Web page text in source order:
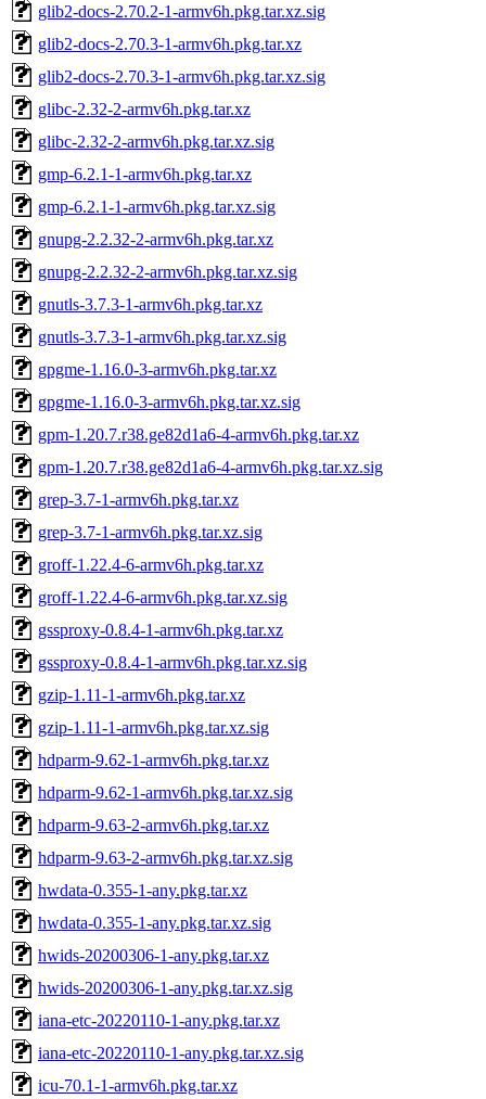
glib2-docs-2.70.2-1-armv6h.pkg.tar.xz.sig
glib2-docs-2.70.3-1-armv6h.pkg.tar.xz
glib2-docs-2.70.3-1-armv6h.pkg.tar.xz.sig
glibc-2.32-2-armv6h.pkg.tar.xz
glibc-2.32-2-armv6h.pkg.tar.xz.sig
gmp-6.2.1-1-armv6h.pkg.tar.xz
gmp-6.2.1-1-armv6h.pkg.tar.xz.sig
gnupg-2.2.32-2-armv6h.pkg.tar.xz
gnupg-2.2.32-2-armv6h.pkg.tar.xz.sig
gnutls-3.7.3-1-armv6h.pkg.tar.xz
gnutls-3.7.3-1-armv6h.pkg.tar.xz.sig
gpgme-1.16.0-3-armv6h.pkg.tar.xz
gpgme-1.16.0-3-armv6h.pkg.tar.xz.sig
gpm-1.20.7.r38.ge82d1a6-4-armv6h.pkg.tar.xz
gpm-1.20.7.r38.ge82d1a6-4-armv6h.pkg.tar.xz.sig
grep-3.7-1-armv6h.pkg.tar.xz
grep-3.7-1-armv6h.pkg.tar.xz.sig
groff-1.22.4-6-armv6h.pkg.tar.xz
groff-1.22.4-6-armv6h.pkg.tar.xz.sig
gssproxy-0.8.4-1-armv6h.pkg.tar.xz
gssproxy-0.8.4-1-armv6h.pkg.tar.xz.sig
gzip-1.11-1-armv6h.pkg.tar.xz
gzip-1.11-1-armv6h.pkg.tar.xz.sig
hdparm-9.62-1-armv6h.pkg.tar.xz
hdparm-9.62-1-armv6h.pkg.tar.xz.sig
hdparm-9.63-2-armv6h.pkg.tar.xz
hdparm-9.63-2-armv6h.pkg.tar.xz.sig
hwdata-0.355-1-any.pkg.tar.xz
hwdata-0.355-1-any.pkg.tar.xz.sig
hwids-20200306-1-any.pkg.tar.xz
hwids-20200306-1-any.pkg.tar.xz.sig
iana-etc-20220110-1-any.pkg.tar.xz
iana-etc-20220110-1-any.pkg.tar.xz.sig
icu-70.1-1-armv6h.pkg.tar.xz